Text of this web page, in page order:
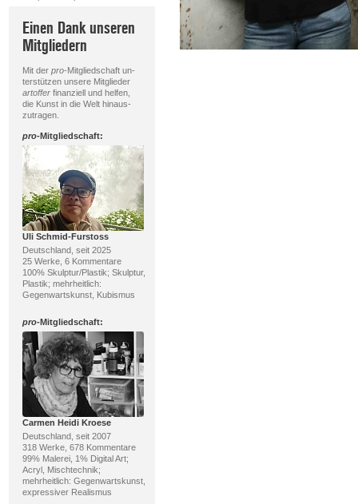
Einen Dank unseren
Mitgliedern
Mit der pro-Mitgliedschaft un-
terstützen unsere Mitglieder
artofferfinanziell und helfen,
die Kunst in die Welt hinaus-
zutragen.
pro-Mitgliedschaft:
Uli Schmid-Furstoss
Deutschland, seit 2025
25 Werke, 6 Kommentare
100% Skulptur/Plastik; Skulptur,
Plastik; mehrheitlich:
Gegenwartskunst, Kubismus
pro-Mitgliedschaft:
Carmen Heidi Kroese
Deutschland, seit 2007
318 Werke, 678 Kommentare
99% Malerei, 1% Digital Art;
Acryl, Mischtechnik;
mehrheitlich: Gegenwartskunst,
expressiver Realismus